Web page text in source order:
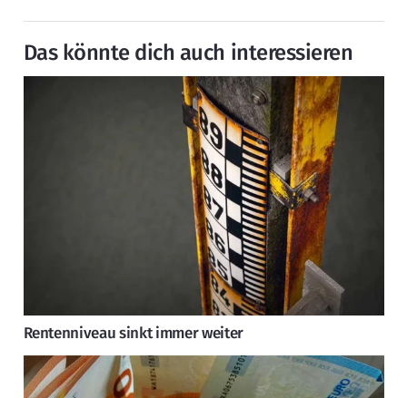
Das könnte dich auch interessieren
Rentenniveau sinkt immer weiter